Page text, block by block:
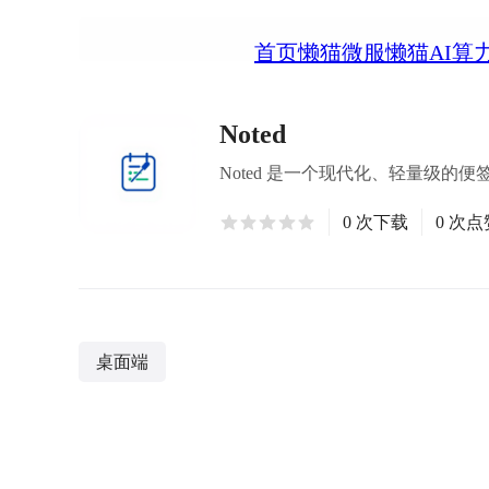
首页懒猫微服懒猫AI算
Noted
Noted 是一个现代化、轻量级的便
0 次下载 0 次点
桌面端